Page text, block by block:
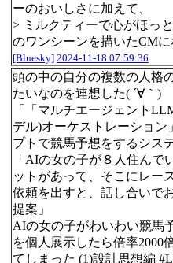
ーのおいしさに加えて、
> ミルクティーで心がほっ
のワンシーンを描いたCMに
[Bluesky] 2024-11-18 07:59:36
頭の中の自分の複数の人格
たいなのを連想した( ´∀｀)
「「マルチエージェント
デル)オーケストレーション
プトで競馬予想をするシステ
「AIの女の子が８人住んで
ットがあって、そこにレー
依頼を出すと、話し合いで
提案」
AIの女の子がわいわい競馬
を個人展示したら倍率2000
てしまった (1)設計思想編